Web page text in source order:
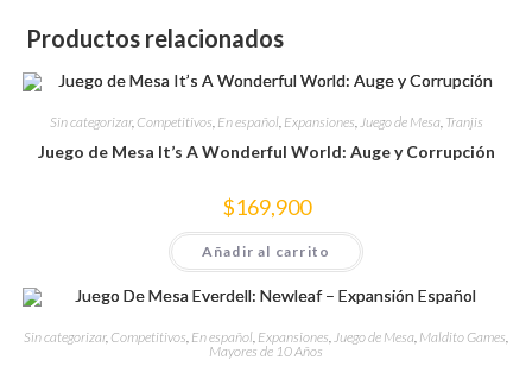
Productos relacionados
Sin categorizar, Competitivos, En español, Expansiones,Juego de Mesa, Tranjis
Juego de Mesa It’s A Wonderful World: Auge y Corrupción
$169,900
Añadir al carrito
Sin categorizar, Competitivos En español Expansiones Juego de Mesa Maldito Games
Mayores de 10 Años